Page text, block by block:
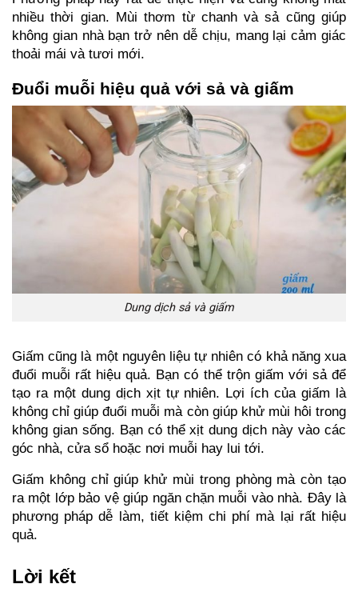
nhiều thời gian. Mùi thơm từ chanh và sả cũng giúp
không gian nhà bạn trở nên dễ chịu, mang lại cảm giác
thoải mái và tươi mới.
Đuổi muỗi hiệu quả với sả và giấm
Dung dịch sả và giấm
Giấm cũng là một nguyên liệu tự nhiên có khả năng xua
đuổi muỗi rất hiệu quả. Bạn có thể trộn giấm với sả để
tạo ra một dung dịch xịt tự nhiên. Lợi ích của giấm là
không chỉ giúp đuổi muỗi mà còn giúp khử mùi hôi trong
không gian sống. Bạn có thể xịt dung dịch này vào các
góc nhà, cửa sổ hoặc nơi muỗi hay lui tới.
Giấm không chỉ giúp khử mùi trong phòng mà còn tạo
ra một lớp bảo vệ giúp ngăn chặn muỗi vào nhà. Đây là
phương pháp dễ làm, tiết kiệm chi phí mà lại rất hiệu
quả.
Lời kết